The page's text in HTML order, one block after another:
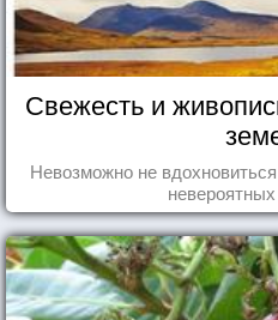
Свежесть и
Невозможно не